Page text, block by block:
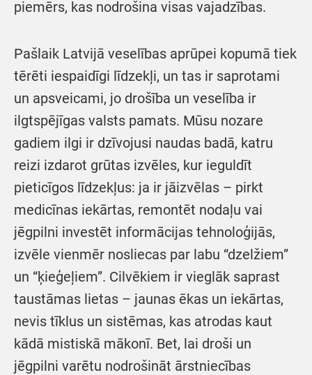
piemērs, kas nodrošina visas vajadzības.
Pašlaik Latvijā veselības aprūpei kopumā tiek
tērēti iespaidīgi līdzekļi, un tas ir saprotami
un apsveicami, jo drošība un veselība ir
ilgtspējīgas valsts pamats. Mūsu nozare
gadiem ilgi ir dzīvojusi naudas badā, katru
reizi izdarot grūtas izvēles, kur ieguldīt
pieticīgos līdzekļus: ja ir jāizvēlas – pirkt
medicīnas iekārtas, remontēt nodaļu vai
jēgpilni investēt informācijas tehnoloģijās,
izvēle vienmēr nosliecas par labu “dzelžiem”
un “ķieģeļiem”. Cilvēkiem ir vieglāk saprast
taustāmas lietas – jaunas ēkas un iekārtas,
nevis tīklus un sistēmas, kas atrodas kaut
kādā mistiskā mākonī. Bet, lai droši un
jēgpilni varētu nodrošināt ārstniecības